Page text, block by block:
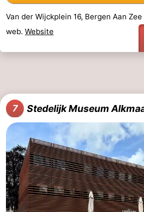
Van der Wijckplein 16, Bergen Aan Zee
web. Website
7 Stedelijk Museum